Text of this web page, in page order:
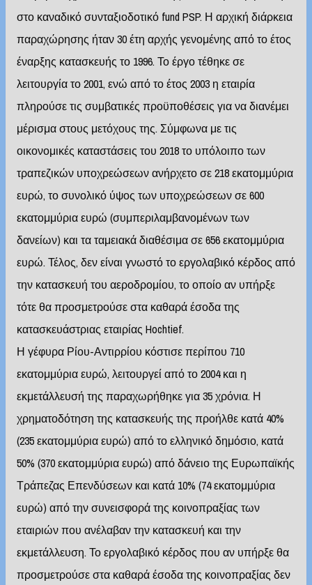
στο καναδικό συνταξιοδοτικό fund PSP. Η αρχική διάρκεια
παραχώρησης ήταν 30 έτη αρχής γενομένης από το έτος
έναρξης κατασκευής το 1996. Το έργο τέθηκε σε
λειτουργία το 2001, ενώ από το έτος 2003 η εταιρία
πληρούσε τις συμβατικές προϋποθέσεις για να διανέμει
μέρισμα στους μετόχους της. Σύμφωνα με τις
οικονομικές καταστάσεις του 2018 το υπόλοιπο των
τραπεζικών υποχρεώσεων ανήρχετο σε 218 εκατομμύρια
ευρώ, το συνολικό ύψος των υποχρεώσεων σε 600
εκατομμύρια ευρώ (συμπεριλαμβανομένων των
δανείων) και τα ταμειακά διαθέσιμα σε 656 εκατομμύρια
ευρώ. Τέλος, δεν είναι γνωστό το εργολαβικό κέρδος από
την κατασκευή του αεροδρομίου, το οποίο αν υπήρξε
τότε θα προσμετρούσε στα καθαρά έσοδα της
κατασκευάστριας εταιρίας Hochtief.
Η γέφυρα Ρίου-Αντιρρίου κόστισε περίπου 710
εκατομμύρια ευρώ, λειτουργεί από το 2004 και η
εκμετάλλευσή της παραχωρήθηκε για 35 χρόνια. Η
χρηματοδότηση της κατασκευής της προήλθε κατά 40%
(235 εκατομμύρια ευρώ) από το ελληνικό δημόσιο, κατά
50% (370 εκατομμύρια ευρώ) από δάνειο της Ευρωπαϊκής
Τράπεζας Επενδύσεων και κατά 10% (74 εκατομμύρια
ευρώ) από την συνεισφορά της κοινοπραξίας των
εταιριών που ανέλαβαν την κατασκευή και την
εκμετάλλευση. Το εργολαβικό κέρδος που αν υπήρξε θα
προσμετρούσε στα καθαρά έσοδα της κοινοπραξίας δεν